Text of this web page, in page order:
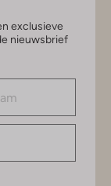
exclusieve
nieuwsbrief